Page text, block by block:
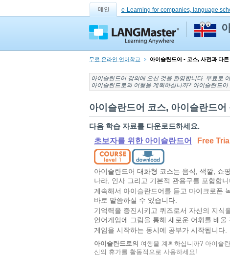
메인 e-Learning for companies, language
무료 온라인 언어학교 아이슬란드어 - 코스, 사전과 다
아이슬란드어 강의에 오신 것을 환영합니다. 무료로
아이슬란드로의여행을 계획하십니까? 아이슬란드
아이슬란드어 코스, 아이슬란드어
다음 학습 자료를 다운로드하세요.
초보자를 위한 아이슬란드어
Free Trial
아이슬란드어 대화형 코스는 음식, 색깔, 쇼
나라, 인사 그리고 기본적 관용구를 포함합니
계속해서 아이슬란드어를 듣고 마이크로폰
바로 말씀하실 수 있습니다.
기억력을 증진시키고 퀴즈로서 자신의 지식
언어게임에 그림을 통해 새로운 어휘를 배울
게임을 시작하는 동시에 공부가 시작됩니다.
아이슬란드로의 여행을 계획하십니까? 아이슬
신의 휴가를 활동적으로 사용하세요!